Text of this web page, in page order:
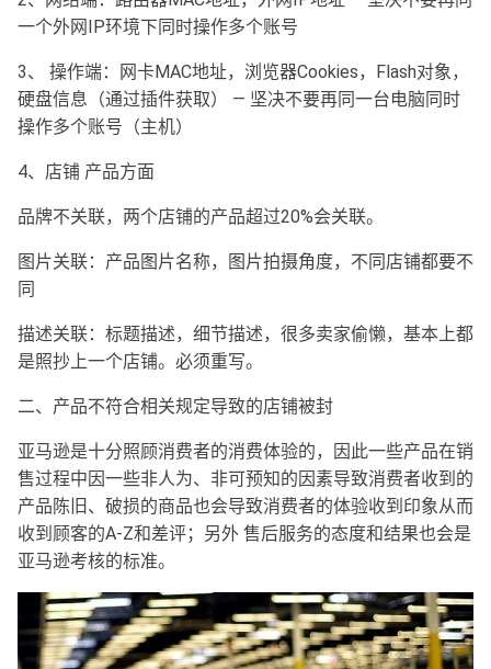
一个外网IP环境下同时操作多个账号
3、 操作端：网卡MAC地址，浏览器Cookies，Flash对象，
硬盘信息（通过插件获取） — 坚决不要再同一台电脑同时
操作多个账号（主机）
4、店铺 产品方面
品牌不关联，两个店铺的产品超过20%会关联。
图片关联：产品图片名称，图片拍摄角度，不同店铺都要不
同
描述关联：标题描述，细节描述，很多卖家偷懒，基本上都
是照抄上一个店铺。必须重写。
二、产品不符合相关规定导致的店铺被封
亚马逊是十分照顾消费者的消费体验的，因此一些产品在销
售过程中因一些非人为、非可预知的因素导致消费者收到的
产品陈旧、破损的商品也会导致消费者的体验收到印象从而
收到顾客的A-Z和差评；另外 售后服务的态度和结果也会是
亚马逊考核的标准。